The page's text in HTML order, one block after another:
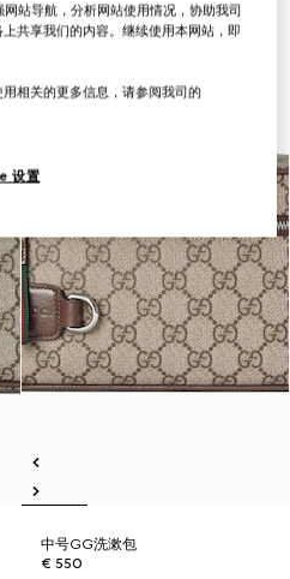
中号GG洗漱包
€ 550
站导航，分析网站使用情况，协助我司
共享我们的内容。继续使用本网站，即
相关的更多信息，请参阅我司的
设置